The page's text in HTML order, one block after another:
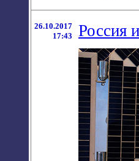
26.10.2017
17:43
Россия